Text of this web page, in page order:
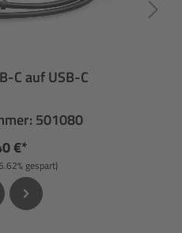
C auf USB-C
501080
€*
gespart)